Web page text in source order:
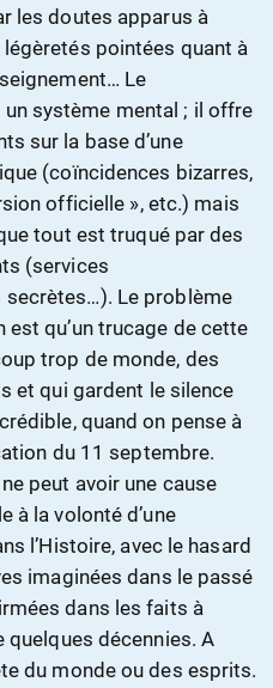
les doutes apparus à
pointées quant à
Le
système mental ; il offre
sur la base d’une
(coïncidences bizarres,
officielle », etc.) mais
tout est truqué par des
(services
secrètes…). Le problème
qu’un trucage de cette
trop de monde, des
et qui gardent le silence
quand on pense à
du 11 septembre.
peut avoir une cause
à la volonté d’une
l’Histoire, avec le hasard
imaginées dans le passé
dans les faits à
quelques décennies. A
du monde ou des esprits.